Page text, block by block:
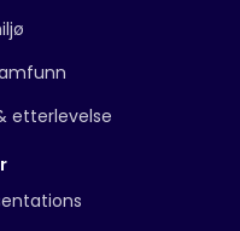
etterlevelse